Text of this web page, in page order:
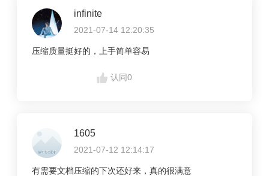
infinite
2021-07-14 12:20:35
压缩质量挺好的，上手简单容易
认同0
1605
2021-07-12 12:14:17
有需要文档压缩的下次还好来，真的很满意